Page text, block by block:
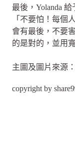
最後，Yolanda
「不要怕！每個
會有最後，不要
的是對的，並用
主圖及圖片來源
copyright by